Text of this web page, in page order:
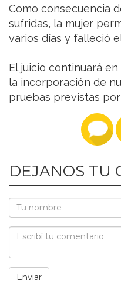
Como consecuencia
sufridas, la mujer
varios días y falleció
El juicio continuará
la incorporación de
pruebas previstas
DEJANOS TU